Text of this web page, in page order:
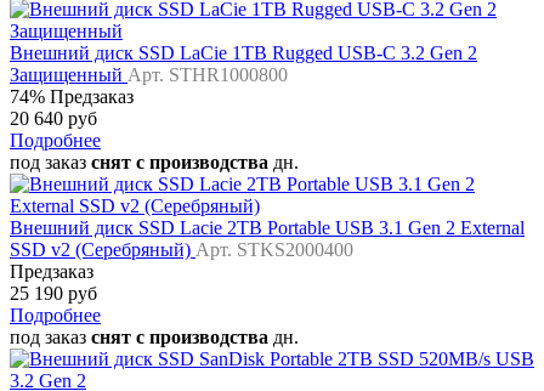
Внешний диск SSD LaCie 1TB Rugged USB-C 3.2 Gen 2
Защищенный Арт. STHR1000800
74% Предзаказ
20 640 руб
Подробнее
под заказ снят с производства дн.
Внешний диск SSD Lacie 2TB Portable USB 3.1 Gen 2 External
SSD v2 (Серебряный) Арт. STKS2000400
Предзаказ
25 190 руб
Подробнее
под заказ снят с производства дн.